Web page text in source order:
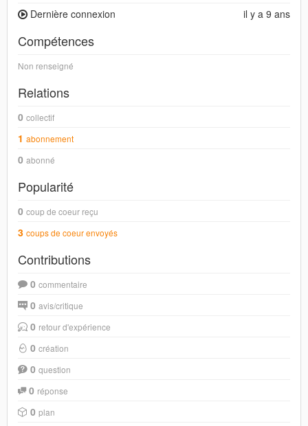
il y a 9 ans
Dernière connexion
Compétences
Non renseigné
Relations
0 collectif
1 abonnement
0 abonné
Popularité
0 coup de coeur reçu
3 coups de coeur envoyés
Contributions
0 commentaire
0 avis/critique
0 retour d'expérience
0 création
0 question
0 réponse
0 plan